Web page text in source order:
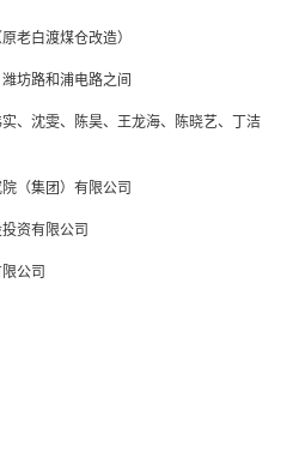
老白渡煤仓改造）
坊路和浦电路之间
、沈雯、陈昊、王龙海、陈晓艺、丁洁
（集团）有限公司
资有限公司
公司